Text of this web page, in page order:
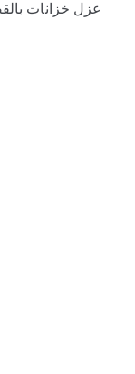
عزل خزانات